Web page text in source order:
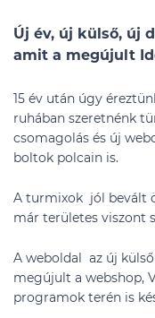
Új év, új külső, új
amit a megújult
15 év után úgy
ruhában szeretnénk
csomagolás és új
boltok polcain is.
A turmixok jól bevált
már területes viszont
A weboldal az új
megújult a webshop,
programok terén is